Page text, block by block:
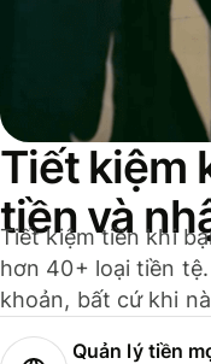
Tiết kiệm
tiền và
Tiết kiệm tiền khi
hơn 40+ loại tiền
khoản, bất cứ khi
Quản lý tiền